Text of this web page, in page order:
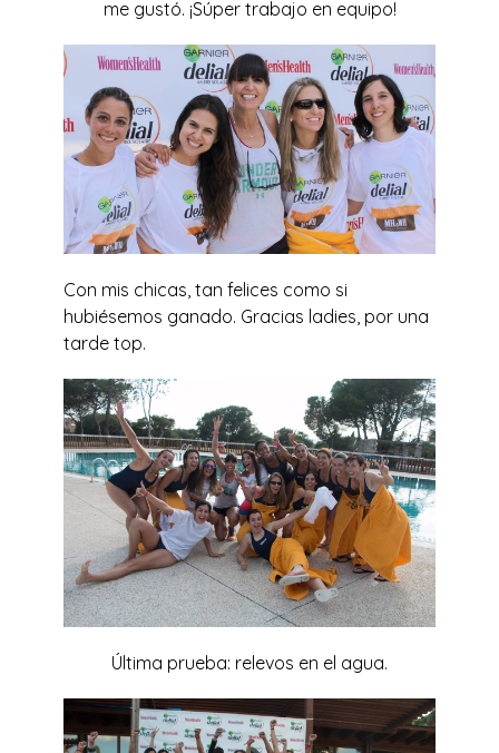
me gustó. ¡Súper trabajo en equipo!
Con mis chicas, tan felices como si
hubiésemos ganado. Gracias ladies, por una
tarde top.
Última prueba: relevos en el agua.